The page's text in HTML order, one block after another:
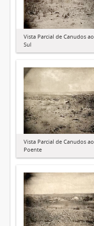
Vista Parcial de Canudos ao
Sul
Vista Parcial de Canudos ao
Poente